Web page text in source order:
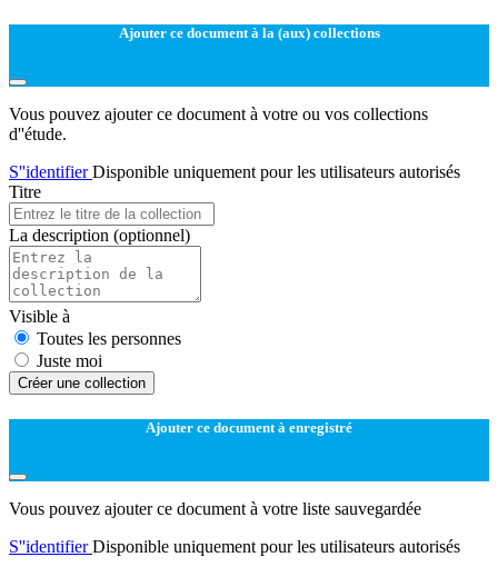
Ajouter ce document à la (aux) collections
Vous pouvez ajouter ce document à votre ou vos collections
d''étude.
S''identifierDisponible uniquement pour les utilisateurs autorisés
Titre
La description (optionnel)
Visible à
Toutes les personnes
Juste moi
Créer une collection
Ajouter ce document à enregistré
Vous pouvez ajouter ce document à votre liste sauvegardée
S''identifierDisponible uniquement pour les utilisateurs autorisés